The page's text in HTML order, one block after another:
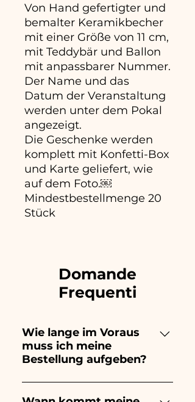
Von Hand gefertigter und
bemalter Keramikbecher
mit einer Größe von 11 cm,
mit Teddybär und Ballon
mit anpassbarer Nummer.
Der Name und das
Datum der Veranstaltung
werden unter dem Pokal
angezeigt.
Die Geschenke werden
komplett mit Konfetti-Box
und Karte geliefert, wie
auf dem Foto.￼
Mindestbestellmenge 20
Stück
Domande
Frequenti
Wie lange im Voraus
muss ich meine
Bestellung aufgeben?
Ceramiche Ania kreiert und
bemalt vollständig von Hand,